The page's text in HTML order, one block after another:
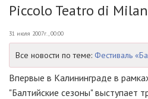
Piccolo Teatro di
31 июля 2007г., 00:00
Все новости по теме: Фестиваль
Впервые в Калининграде в
"Балтийские сезоны" выступает